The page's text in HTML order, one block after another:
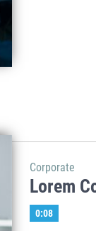
Corporate
Lorem
0:08